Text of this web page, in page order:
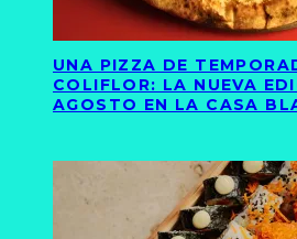
UNA PIZZA DE
COLIFLOR: LA NUEVA
AGOSTO EN LA CASA